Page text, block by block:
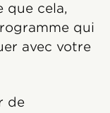
que cela,
qui
avec votre
de